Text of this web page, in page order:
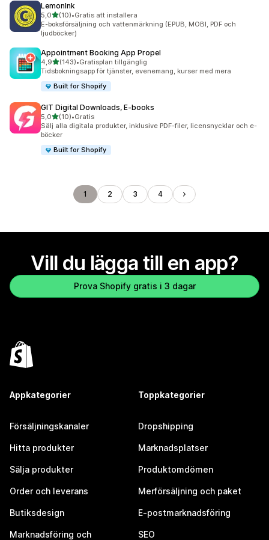
LemonInk
5,0av 5 stjärnor
(10)
10 recensioner totalt
•Gratis att installera
E-boksförsäljning och vattenmärkning (EPUB, MOBI, PDF och
ljudböcker)
Appointment Booking App Propel
4,9av 5 stjärnor
(143)
143 recensioner totalt
•Gratisplan tillgänglig
Tidsbokningsapp för tjänster, evenemang, kurser med mera
Built for Shopify
GIT Digital Downloads, E‑books
5,0av 5 stjärnor
(10)
10 recensioner totalt
•Gratis
Sälj alla digitala produkter, inklusive PDF-filer, licensnycklar och e-
böcker
Built for Shopify
1 2 3 4
Vill du lägga till en app?
Prova Shopify gratis i 3 dagar
Appkategorier
Försäljningskanaler
Hitta produkter
Sälja produkter
Order och leverans
Butiksdesign
Marknadsföring och
Toppkategorier
Dropshipping
Marknadsplatser
Produktomdömen
Merförsäljning och paket
E-postmarknadsföring
SEO